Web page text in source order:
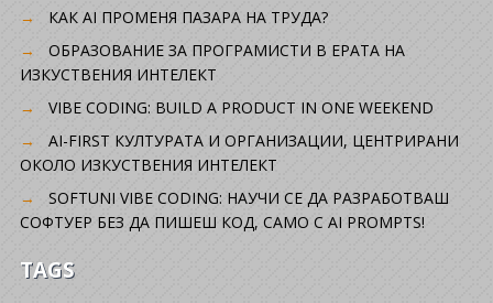
КАК AI ПРОМЕНЯ ПАЗАРА НА ТРУДА?
ОБРАЗОВАНИЕ ЗА ПРОГРАМИСТИ В ЕРАТА НА
ИЗКУСТВЕНИЯ ИНТЕЛЕКТ
VIBE CODING: BUILD A PRODUCT IN ONE WEEKEND
AI-FIRST КУЛТУРАТА И ОРГАНИЗАЦИИ, ЦЕНТРИРАНИ
ОКОЛО ИЗКУСТВЕНИЯ ИНТЕЛЕКТ
SOFTUNI VIBE CODING: НАУЧИ СЕ ДА РАЗРАБОТВАШ
СОФТУЕР БЕЗ ДА ПИШЕШ КОД, САМО С AI PROMPTS!
TAGS